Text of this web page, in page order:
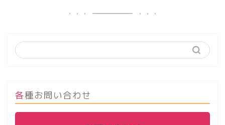
各種お問い合わせ